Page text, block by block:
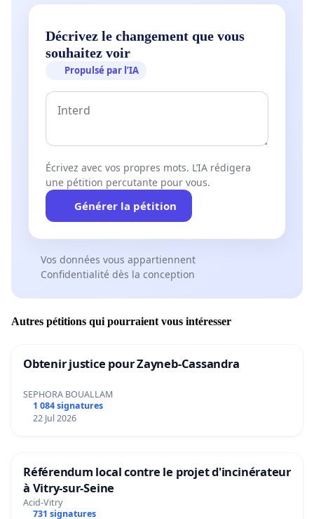
Décrivez le changement que vous
souhaitez voir
Propulsé par l’IA
Écrivez avec vos propres mots. L’IA rédigera
une pétition percutante pour vous.
Générer la pétition
Vos données vous appartiennent
Confidentialité dès la conception
Autres pétitions qui pourraient vous intéresser
Obtenir justice pour Zayneb-Cassandra
SEPHORA BOUALLAM
1 084 signatures
22 Jul 2026
Référendum local contre le projet d'incinérateur
à Vitry-sur-Seine
Acid-Vitry
731 signatures